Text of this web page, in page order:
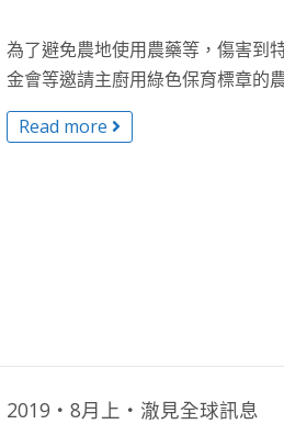
為了避免農地使用農藥等，傷害到
金會等邀請主廚用綠色保育標章的
Read more
2019・8月上・澈見全球訊息